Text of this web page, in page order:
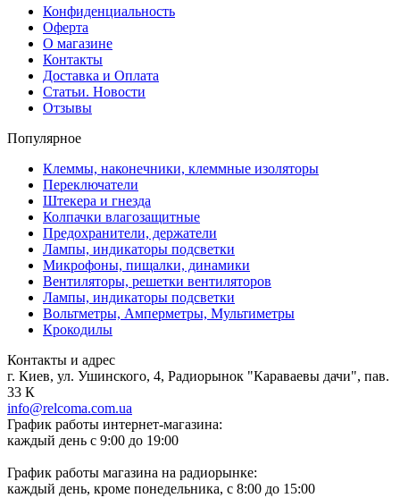
Конфиденциальность
Оферта
О магазине
Контакты
Доставка и Оплата
Статьи. Новости
Отзывы
Популярное
Клеммы, наконечники, клеммные изоляторы
Переключатели
Штекера и гнезда
Колпачки влагозащитные
Предохранители, держатели
Лампы, индикаторы подсветки
Микрофоны, пищалки, динамики
Вентиляторы, решетки вентиляторов
Лампы, индикаторы подсветки
Вольтметры, Амперметры, Мультиметры
Крокодилы
Контакты и адрес
г. Киев, ул. Ушинского, 4, Радиорынок "Караваевы дачи", пав.
33 К
info@relcoma.com.ua
График работы интернет-магазина:
каждый день с 9:00 до 19:00
График работы магазина на радиорынке:
каждый день, кроме понедельника, с 8:00 до 15:00